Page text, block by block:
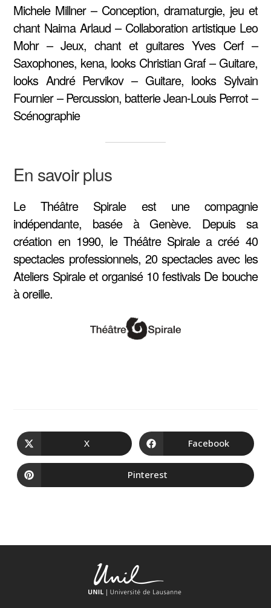
Michele Millner – Conception, dramaturgie, jeu et
chant Naima Arlaud – Collaboration artistique Leo
Mohr – Jeux, chant et guitares Yves Cerf –
Saxophones, kena, looks Christian Graf – Guitare,
looks André Pervikov – Guitare, looks Sylvain
Fournier – Percussion, batterie Jean-Louis Perrot –
Scénographie
En savoir plus
Le Théâtre Spirale est une compagnie
indépendante, basée à Genève. Depuis sa
création en 1990, le Théâtre Spirale a créé 40
spectacles professionnels, 20 spectacles avec les
Ateliers Spirale et organisé 10 festivals De bouche
à oreille.
X Facebook
Pinterest